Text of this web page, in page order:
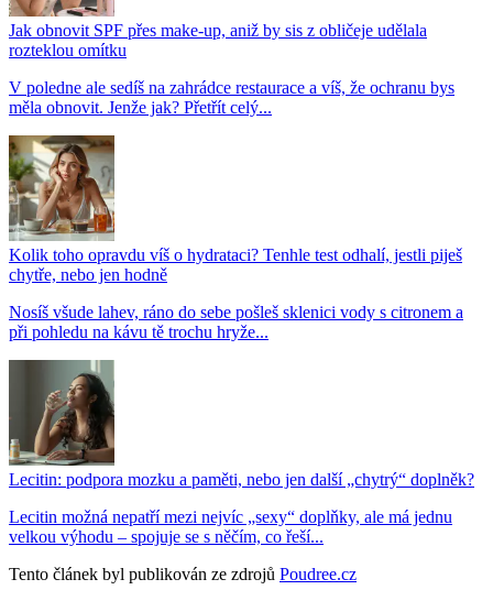
Jak obnovit SPF přes make-up, aniž by sis z obličeje udělala
rozteklou omítku
V poledne ale sedíš na zahrádce restaurace a víš, že ochranu bys
měla obnovit. Jenže jak? Přetřít celý...
Kolik toho opravdu víš o hydrataci? Tenhle test odhalí, jestli piješ
chytře, nebo jen hodně
Nosíš všude lahev, ráno do sebe pošleš sklenici vody s citronem a
při pohledu na kávu tě trochu hryže...
Lecitin: podpora mozku a paměti, nebo jen další „chytrý“ doplněk?
Lecitin možná nepatří mezi nejvíc „sexy“ doplňky, ale má jednu
velkou výhodu – spojuje se s něčím, co řeší...
Tento článek byl publikován ze zdrojů Poudree.cz